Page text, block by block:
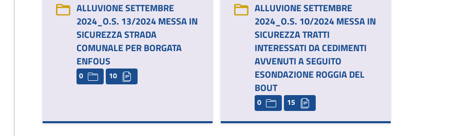
ALLUVIONE SETTEMBRE
2024_O.S. 13/2024 MESSA IN
SICUREZZA STRADA
COMUNALE PER BORGATA
ENFOUS
0 10
ALLUVIONE SETTEMBRE
2024_O.S. 10/2024 MESSA IN
SICUREZZA TRATTI
INTERESSATI DA CEDIMENTI
AVVENUTI A SEGUITO
ESONDAZIONE ROGGIA DEL
BOUT
0 15